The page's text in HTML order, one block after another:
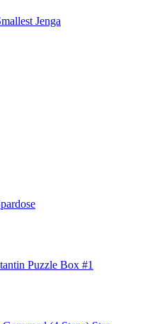
Jenga
Puzzle Box #1